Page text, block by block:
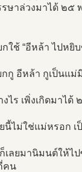
รษาล่วงมาได้ ๒๕
กใช้ “อีหล้า ไปห
กกู อีหล้า กูเป็นแม่
ไร เพิ่งเกิดมาได้
นี้ไม่ใช่แม่หรอก
เลยมานิมนต์ให้ไ
คน